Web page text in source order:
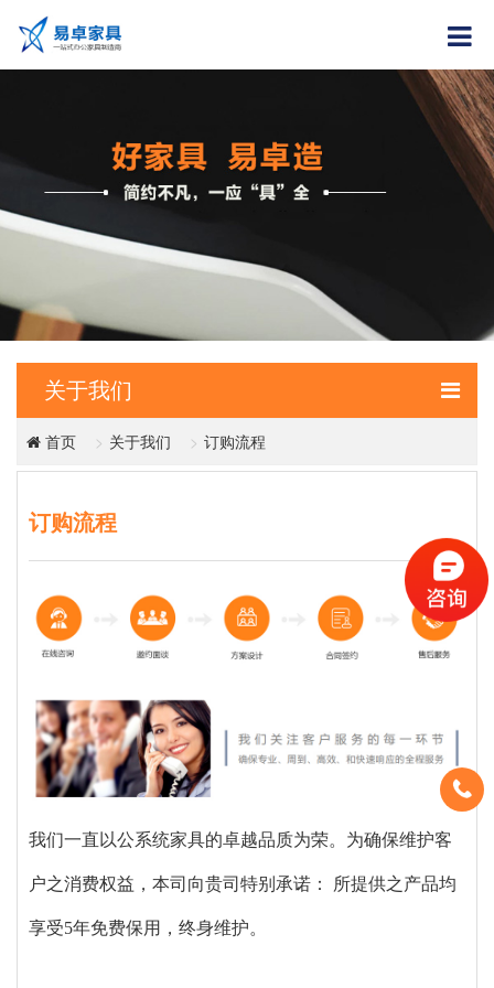
关于我们
首页 关于我们 订购流程
订购流程
我们一直以公系统家具的卓越品质为荣。为确保维护客
户之消费权益，本司向贵司特别承诺： 所提供之产品均
享受5年免费保用，终身维护。